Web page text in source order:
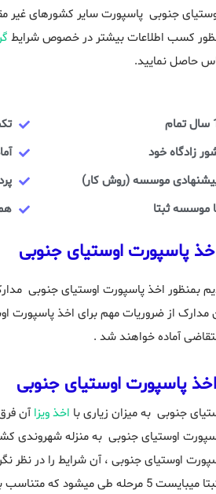
جنوبی پاسپورت سایر کشورهای غیر
کسب اطلاعات بیشتر در خصوص شرایط
حاصل نمایید.
زادگاه خود
موسسه (روش کار)
موسسه ثبتا
پاسپورت اوستیای جنوبی
بمنظور اخذ پاسپورت اوستیای جنوبی
مدارک از ضروریات مهم برای اخذ پاسپورت
آماده خواهند شد .
پاسپورت اوستیای جنوبی
جنوبی به میزان زیاری با اخذ ویزا آن
اوستیای جنوبی به منزله شهروندی
اوستیای جنوبی ، آن شرایط را در نظر
جنوبی توسط موسسه ثبتا میبایست 5